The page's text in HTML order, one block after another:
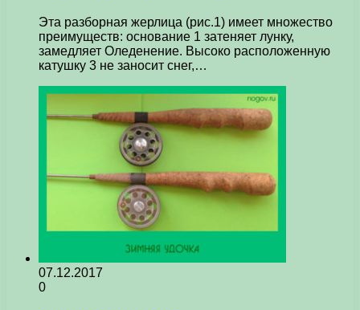
Эта разборная жерлица (рис.1) имеет множество
преимуществ: основание 1 затеняет лунку,
замедляет Оледенение. Высоко расположенную
катушку 3 не заносит снег,…
07.12.2017
0